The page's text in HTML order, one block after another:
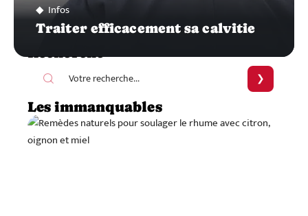
Infos
Traiter efficacement sa calvitie
Les immanquables